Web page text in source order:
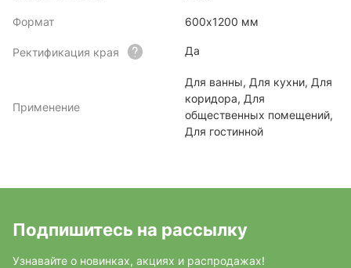
Формат 600х1200 мм
Ректификация края Да
Применение
Для ванны, Для кухни, Для
коридора, Для
общественных помещений,
Для гостинной
Подпишитесь на рассылку
Узнавайте о новинках, акциях и распродажах!